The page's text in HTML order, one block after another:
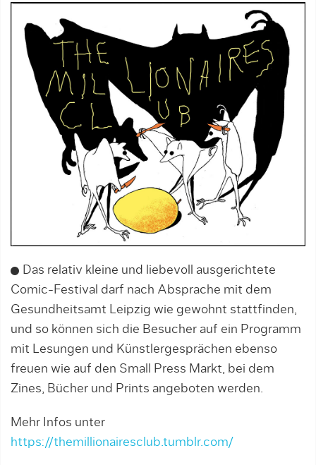
Das relativ kleine und liebevoll ausgerichtete
Comic-Festival darf nach Absprache mit dem
Gesundheitsamt Leipzig wie gewohnt stattfinden,
und so können sich die Besucher auf ein Programm
mit Lesungen und Künstlergesprächen ebenso
freuen wie auf den Small Press Markt, bei dem
Zines, Bücher und Prints angeboten werden.
Mehr Infos unter
https://themillionairesclub.tumblr.com/